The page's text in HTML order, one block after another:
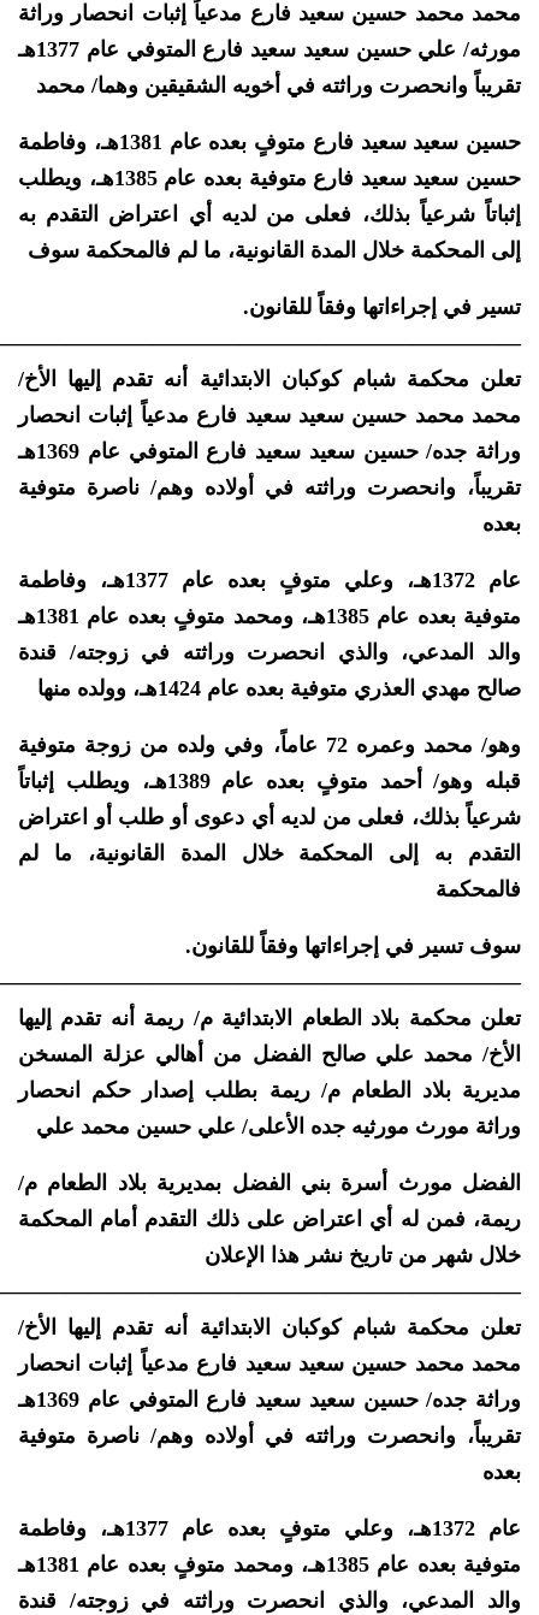
محمد محمد حسين سعيد فارع مدعياً إثبات انحصار وراثة
مورثه/ علي حسين سعيد سعيد فارع المتوفي عام 1377هـ
تقريباً وانحصرت وراثته في أخويه الشقيقين وهما/ محمد
حسين سعيد سعيد فارع متوفٍ بعده عام 1381هـ، وفاطمة
حسين سعيد سعيد فارع متوفية بعده عام 1385هـ، ويطلب
إثباتاً شرعياً بذلك، فعلى من لديه أي اعتراض التقدم به
إلى المحكمة خلال المدة القانونية، ما لم فالمحكمة سوف
تسير في إجراءاتها وفقاً للقانون.
تعلن محكمة شبام كوكبان الابتدائية أنه تقدم إليها الأخ/
محمد محمد حسين سعيد سعيد فارع مدعياً إثبات انحصار
وراثة جده/ حسين سعيد سعيد فارع المتوفي عام 1369هـ
تقريباً، وانحصرت وراثته في أولاده وهم/ ناصرة متوفية
بعده
عام 1372هـ، وعلي متوفٍ بعده عام 1377هـ، وفاطمة
متوفية بعده عام 1385هـ، ومحمد متوفٍ بعده عام 1381هـ
والد المدعي، والذي انحصرت وراثته في زوجته/ قندة
صالح مهدي العذري متوفية بعده عام 1424هـ، وولده منها
وهو/ محمد وعمره 72 عاماً، وفي ولده من زوجة متوفية
قبله وهو/ أحمد متوفٍ بعده عام 1389هـ، ويطلب إثباتاً
شرعياً بذلك، فعلى من لديه أي دعوى أو طلب أو اعتراض
التقدم به إلى المحكمة خلال المدة القانونية، ما لم
فالمحكمة
سوف تسير في إجراءاتها وفقاً للقانون.
تعلن محكمة بلاد الطعام الابتدائية م/ ريمة أنه تقدم إليها
الأخ/ محمد علي صالح الفضل من أهالي عزلة المسخن
مديرية بلاد الطعام م/ ريمة بطلب إصدار حكم انحصار
وراثة مورث مورثيه جده الأعلى/ علي حسين محمد علي
الفضل مورث أسرة بني الفضل بمديرية بلاد الطعام م/
ريمة، فمن له أي اعتراض على ذلك التقدم أمام المحكمة
خلال شهر من تاريخ نشر هذا الإعلان
تعلن محكمة شبام كوكبان الابتدائية أنه تقدم إليها الأخ/
محمد محمد حسين سعيد سعيد فارع مدعياً إثبات انحصار
وراثة جده/ حسين سعيد سعيد فارع المتوفي عام 1369هـ
تقريباً، وانحصرت وراثته في أولاده وهم/ ناصرة متوفية
بعده
عام 1372هـ، وعلي متوفٍ بعده عام 1377هـ، وفاطمة
متوفية بعده عام 1385هـ، ومحمد متوفٍ بعده عام 1381هـ
والد المدعي، والذي انحصرت وراثته في زوجته/ قندة